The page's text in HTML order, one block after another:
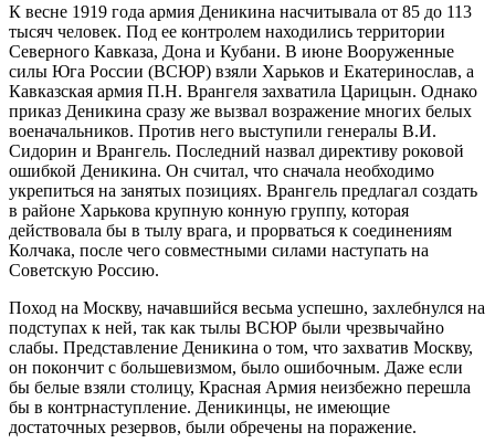
К весне 1919 года армия Деникина насчитывала от 85 до 113
тысяч человек. Под ее контролем находились территории
Северного Кавказа, Дона и Кубани. В июне Вооруженные
силы Юга России (ВСЮР) взяли Харьков и Екатеринослав, а
Кавказская армия П.Н. Врангеля захватила Царицын. Однако
приказ Деникина сразу же вызвал возражение многих белых
военачальников. Против него выступили генералы В.И.
Сидорин и Врангель. Последний назвал директиву роковой
ошибкой Деникина. Он считал, что сначала необходимо
укрепиться на занятых позициях. Врангель предлагал создать
в районе Харькова крупную конную группу, которая
действовала бы в тылу врага, и прорваться к соединениям
Колчака, после чего совместными силами наступать на
Советскую Россию.
Поход на Москву, начавшийся весьма успешно, захлебнулся на
подступах к ней, так как тылы ВСЮР были чрезвычайно
слабы. Представление Деникина о том, что захватив Москву,
он покончит с большевизмом, было ошибочным. Даже если
бы белые взяли столицу, Красная Армия неизбежно перешла
бы в контрнаступление. Деникинцы, не имеющие
достаточных резервов, были обречены на поражение.